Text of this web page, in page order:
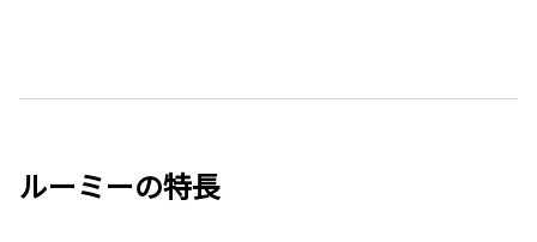
ルーミーの特長